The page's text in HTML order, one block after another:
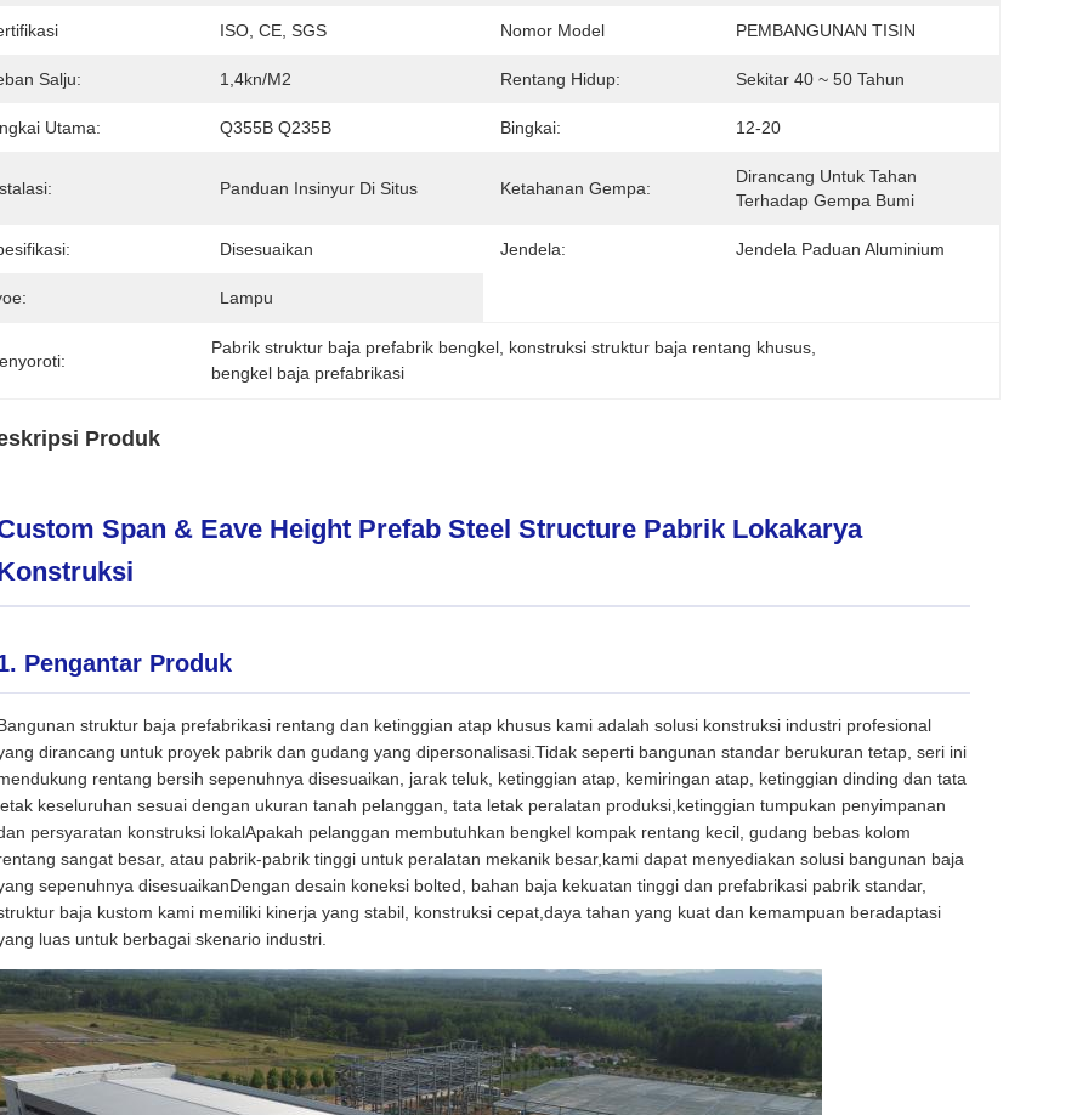
ISO, CE, SGS Nomor Model PEMBANGUNAN TISIN
Salju: 1,4kn/m2 Rentang Hidup: Sekitar 40 ~ 50 Tahun
Utama: Q355B Q235B Bingkai: 12-20
Panduan Insinyur Di Situs Ketahanan Gempa:
Dirancang Untuk Tahan
Terhadap Gempa Bumi
Disesuaikan Jendela: Jendela Paduan Aluminium
Lampu
Pabrik struktur baja prefabrik bengkel konstruksi struktur baja rentang khusus
bengkel baja prefabrikasi
Produk
Span & Eave Height Prefab Steel Structure Pabrik Lokakarya
Pengantar Produk
struktur baja prefabrikasi rentang dan ketinggian atap khusus kami adalah solusi konstruksi industri profesional
dirancang untuk proyek pabrik dan gudang yang dipersonalisasi.Tidak seperti bangunan standar berukuran tetap, seri ini
rentang bersih sepenuhnya disesuaikan, jarak teluk, ketinggian atap, kemiringan atap, ketinggian dinding dan tata
keseluruhan sesuai dengan ukuran tanah pelanggan, tata letak peralatan produksi,ketinggian tumpukan penyimpanan
persyaratan konstruksi lokalApakah pelanggan membutuhkan bengkel kompak rentang kecil, gudang bebas kolom
sangat besar, atau pabrik-pabrik tinggi untuk peralatan mekanik besar,kami dapat menyediakan solusi bangunan baja
sepenuhnya disesuaikanDengan desain koneksi bolted, bahan baja kekuatan tinggi dan prefabrikasi pabrik standar,
baja kustom kami memiliki kinerja yang stabil, konstruksi cepat,daya tahan yang kuat dan kemampuan beradaptasi
luas untuk berbagai skenario industri.